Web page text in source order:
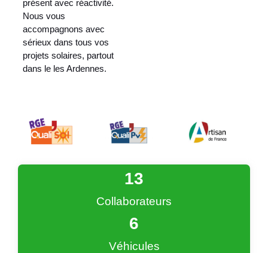
présent avec réactivité.
Nous vous
accompagnons avec
sérieux dans tous vos
projets solaires, partout
dans le les Ardennes.
Collaborateurs
13
Véhicules
6